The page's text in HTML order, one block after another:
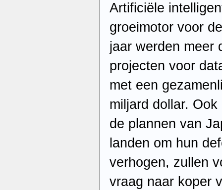
Artificiële
groeimotor voor
jaar werden meer
projecten voor
met een
miljard dollar.
de plannen van
landen om hun
verhogen, zullen
vraag naar koper